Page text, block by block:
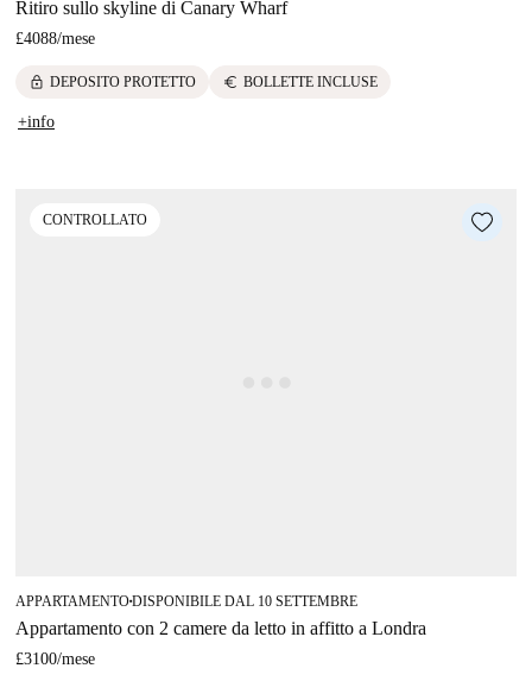
Ritiro sullo skyline di Canary Wharf
£4088/mese
lock DEPOSITO PROTETTO euro BOLLETTE INCLUSE
+info
CONTROLLATO
APPARTAMENTO■DISPONIBILE DAL 10 SETTEMBRE
Appartamento con 2 camere da letto in affitto a Londra
£3100/mese